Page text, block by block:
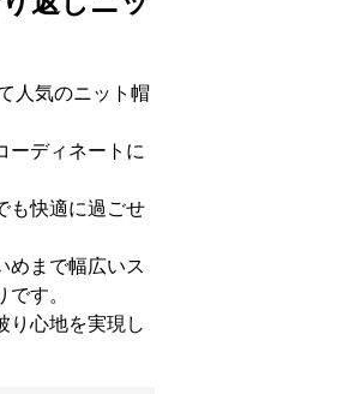
人気のニット帽
ーディネートに
も快適に過ごせ
めまで幅広いス
す。
り心地を実現し